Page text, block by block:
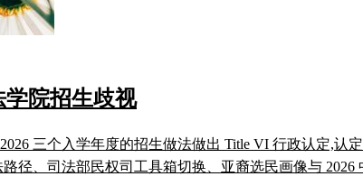
院招生歧视
三个入学年度的招生做法做出 Title VI 行政认定,
径、司法部民权司工具箱切换、亚裔选民画像与 2026